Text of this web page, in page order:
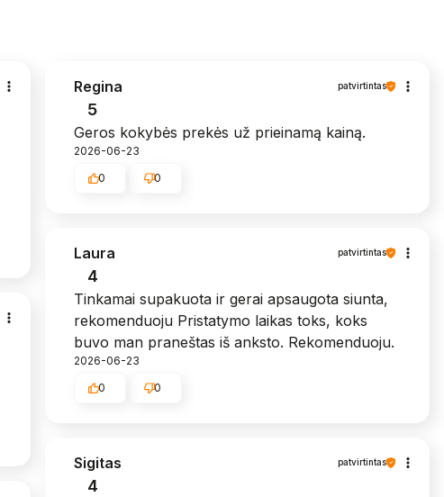
Regina patvirtintas
5
Geros kokybės prekės už prieinamą kainą.
2026-06-23
0 0
Laura patvirtintas
4
Tinkamai supakuota ir gerai apsaugota siunta,
rekomenduoju Pristatymo laikas toks, koks
buvo man praneštas iš anksto. Rekomenduoju.
2026-06-23
0 0
Sigitas patvirtintas
4